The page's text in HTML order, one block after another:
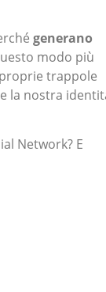
generano
modo più
trappole
la nostra
Network? E